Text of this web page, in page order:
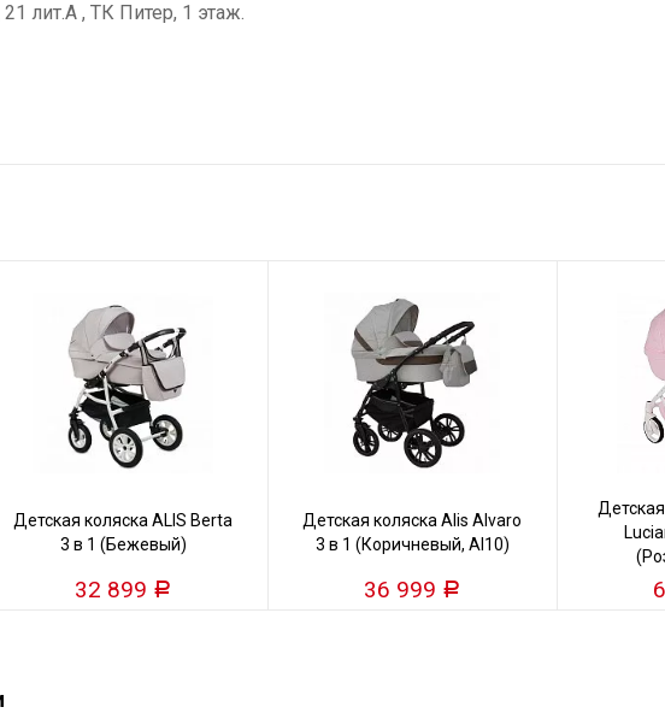
лит.А , ТК Питер, 1 этаж.
Детская коляска ALIS Berta
3 в 1 (Бежевый)
32 899 Р
Детская коляска Alis Alvaro
3 в 1 (Коричневый, Al10)
36 999 Р